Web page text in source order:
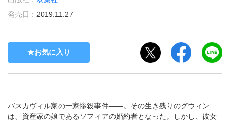
発売日： 2019.11.27
お気に入り
バスカヴィル家の一家惨殺事件――。その生き残りのグウィン
は、資産家の娘であるソフィアの婚約者となった。しかし、彼女